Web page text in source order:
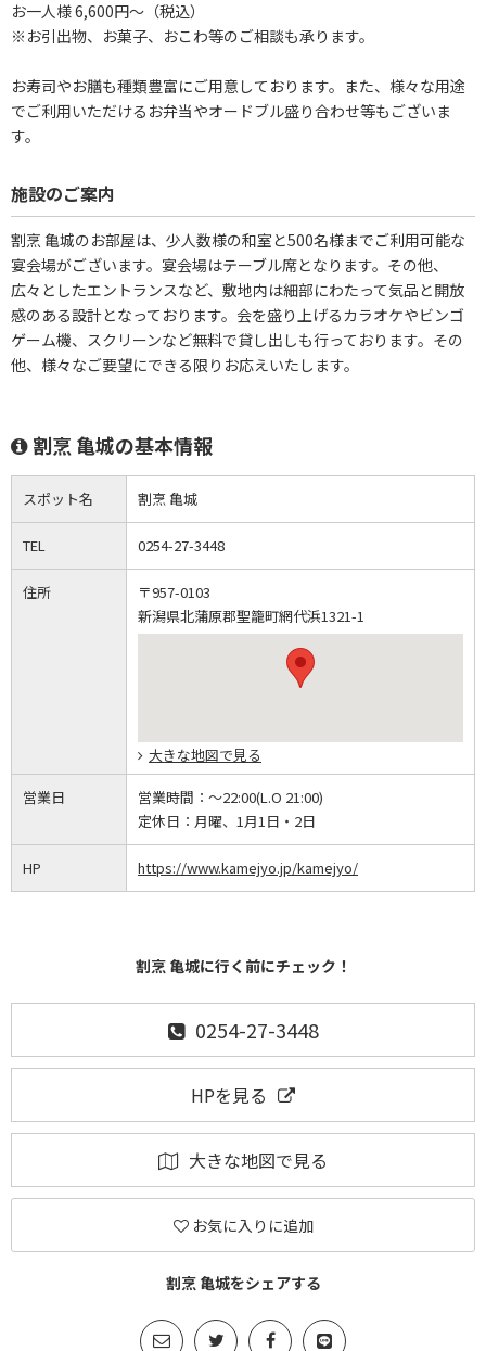
お一人様 6,600円～（税込）
※お引出物、お菓子、おこわ等のご相談も承ります。
お寿司やお膳も種類豊富にご用意しております。また、様々な用途
でご利用いただけるお弁当やオードブル盛り合わせ等もございま
す。
施設のご案内
割烹 亀城のお部屋は、少人数様の和室と500名様までご利用可能な
宴会場がございます。宴会場はテーブル席となります。その他、
広々としたエントランスなど、敷地内は細部にわたって気品と開放
感のある設計となっております。会を盛り上げるカラオケやビンゴ
ゲーム機、スクリーンなど無料で貸し出しも行っております。その
他、様々なご要望にできる限りお応えいたします。
割烹 亀城の基本情報
スポット名 割烹 亀城
TEL 0254-27-3448
住所
〒957-0103
新潟県北蒲原郡聖籠町網代浜1321-1
大きな地図で見る
営業日 営業時間： ～22:00(L.O 21:00)
定休日： 月曜、1月1日・2日
HP https://www.kamejyo.jp/kamejyo/
割烹 亀城に行く前にチェック！
0254-27-3448
HPを見る
大きな地図で見る
お気に入りに追加
割烹 亀城をシェアする